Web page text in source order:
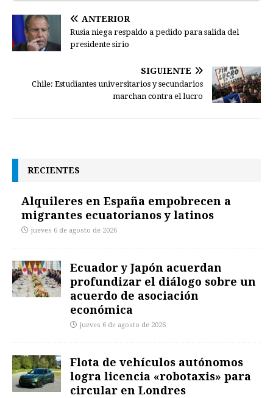
ANTERIOR
Rusia niega respaldo a pedido para salida del
presidente sirio
SIGUIENTE
Chile: Estudiantes universitarios y secundarios
marchan contra el lucro
RECIENTES
Alquileres en España empobrecen a
migrantes ecuatorianos y latinos
jueves 6 de agosto de 2026
Ecuador y Japón acuerdan
profundizar el diálogo sobre un
acuerdo de asociación
económica
jueves 6 de agosto de 2026
Flota de vehículos autónomos
logra licencia «robotaxis» para
circular en Londres